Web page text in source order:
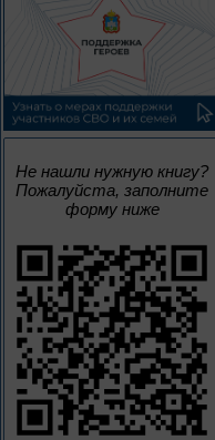
Не нашли нужную книгу?
Пожалуйста, заполните
форму ниже